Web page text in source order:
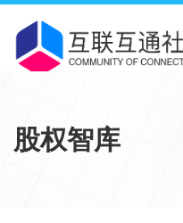
股权智库